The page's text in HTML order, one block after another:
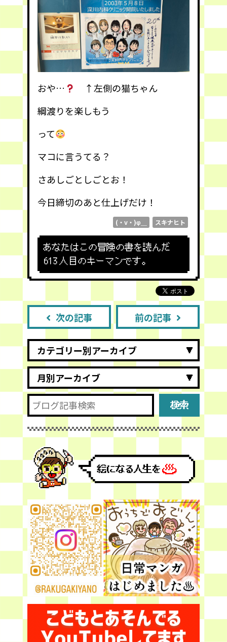
おや…
↑左側の猫ちゃん
綱渡りを楽しもう
って
マコに言うてる？
さあしごとしごとお！
今日締切のあと仕上げだけ！
(・v・)φ＿ スキナヒト
あなたはこの冒険の書を読んだ
613 人目のキーマンです。
次の記事 前の記事